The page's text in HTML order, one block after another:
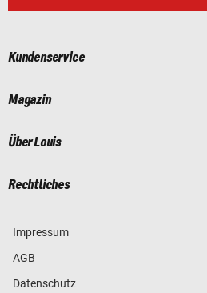
Kundenservice
Magazin
Über Louis
Rechtliches
Impressum
AGB
Datenschutz